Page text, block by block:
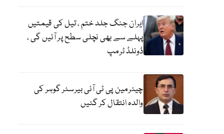
ایران جنگ جلد ختم ، تیل کی قیمتیں
پہلے سے بھی نچلی سطح پر آئیں گی ،
ڈونلڈ ٹرمپ
چیئرمین پی ٹی آئی بیرسٹر گوہر کی
والدہ انتقال کر گئیں